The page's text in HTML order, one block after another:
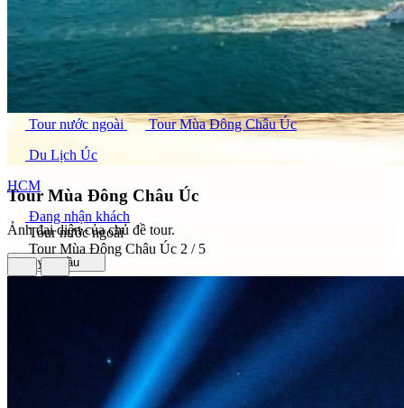
Tour Mùa Đông Châu Úc
Ảnh đại diện của chủ đề tour.
Gửi yêu cầu
Tour nước ngoài
Tour Mùa Đông Châu Úc
Du Lịch Úc
HCM
Đang nhận khách
Tour nước ngoài
Tour Mùa Đông Châu Úc 2 / 5